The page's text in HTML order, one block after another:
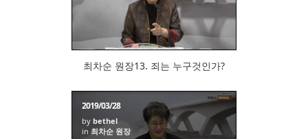
최차순 원장13. 죄는 누구것인가?
2019/03/28
by bethel
in 최차순 원장